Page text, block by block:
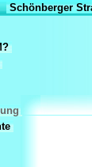
Schönberger